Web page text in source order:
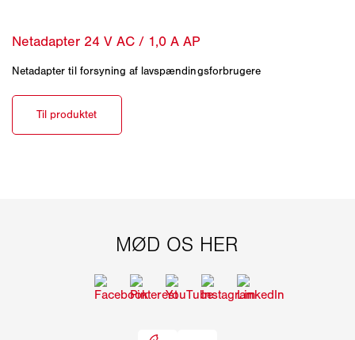
Netadapter til forsyning af lavspændingsforbrugere